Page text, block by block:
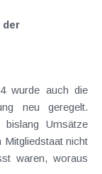
der
wurde auch die
neu geregelt.
Umsätze
Mitgliedstaat nicht
waren, woraus